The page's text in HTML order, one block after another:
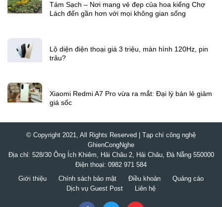
Tám Sạch – Nơi mang vẻ đẹp của hoa kiểng Chợ
Lách đến gần hơn với mọi không gian sống
Lộ diện điện thoại giá 3 triệu, màn hình 120Hz, pin
trâu?
Xiaomi Redmi A7 Pro vừa ra mắt: Đại lý bán lẻ giảm
giá sốc
© Copyright 2021, All Rights Reserved | Tạp chí công nghệ
GhienCongNghe
Địa chỉ: 528/30 Ông Ích Khiêm, Hải Châu 2, Hải Châu, Đà Nẵng 550000
Điện thoại: 0982 971 584
Giới thiệu
Chính sách bảo mật Điều khoản
Quảng cáo
Dịch vụ Guest Post
Liên hệ